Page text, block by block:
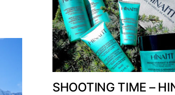
SHOOTING TIME –